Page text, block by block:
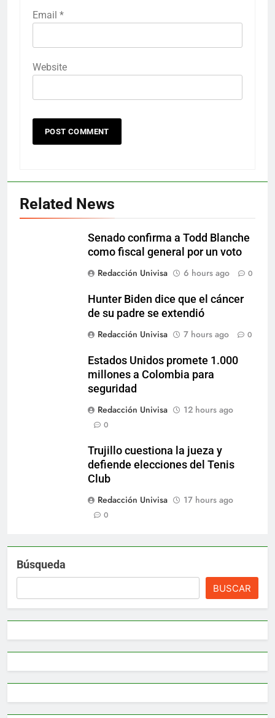
Email *
Website
Related News
Senado confirma a Todd Blanche
como fiscal general por un voto
Redacción Univisa
6 hours ago 0
Hunter Biden dice que el cáncer
de su padre se extendió
Redacción Univisa
7 hours ago 0
Estados Unidos promete 1.000
millones a Colombia para
seguridad
Redacción Univisa
12 hours ago
0
Trujillo cuestiona la jueza y
defiende elecciones del Tenis
Club
Redacción Univisa
17 hours ago
0
Búsqueda
BUSCAR